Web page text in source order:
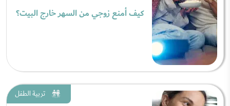
كيف أمنع زوجي من السهر خارج البيت؟
تربية الطفل